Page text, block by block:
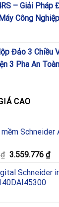
– Giải Pháp
Công Nghiệp
Đảo 3 Chiều
3 Pha An
CAO
Schneider
₫ Giá
là:
7.416.200 ₫.
3.559.776 ₫Giá
tại
Schneider